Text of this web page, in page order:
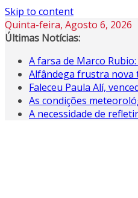
Skip to content
Quinta-feira, Agosto 6, 2026
Últimas Notícias:
A farsa de Marco
Alfândega frustra nova
Faleceu Paula Alí,
As condições
A necessidade de